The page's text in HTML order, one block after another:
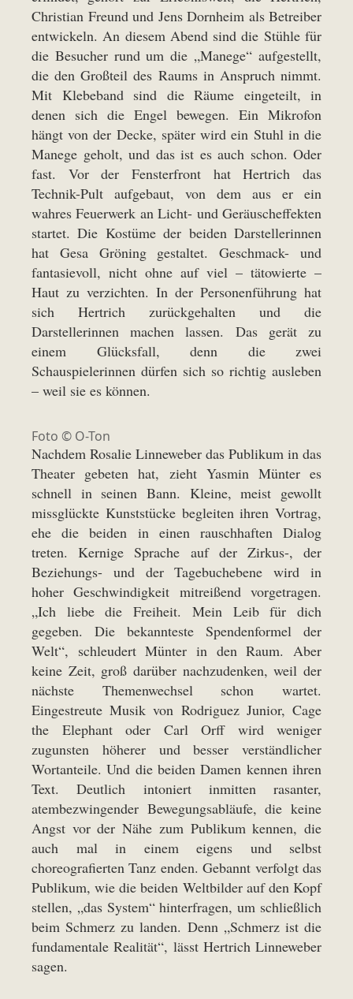
Christian Freund und Jens Dornheim als Betreiber
entwickeln. An diesem Abend sind die Stühle für
die Besucher rund um die „Manege“ aufgestellt,
die den Großteil des Raums in Anspruch nimmt.
Mit Klebeband sind die Räume eingeteilt, in
denen sich die Engel bewegen. Ein Mikrofon
hängt von der Decke, später wird ein Stuhl in die
Manege geholt, und das ist es auch schon. Oder
fast. Vor der Fensterfront hat Hertrich das
Technik-Pult aufgebaut, von dem aus er ein
wahres Feuerwerk an Licht- und Geräuscheffekten
startet. Die Kostüme der beiden Darstellerinnen
hat Gesa Gröning gestaltet. Geschmack- und
fantasievoll, nicht ohne auf viel – tätowierte –
Haut zu verzichten. In der Personenführung hat
sich Hertrich zurückgehalten und die
Darstellerinnen machen lassen. Das gerät zu
einem Glücksfall, denn die zwei
Schauspielerinnen dürfen sich so richtig ausleben
– weil sie es können.
Foto © O-Ton
Nachdem Rosalie Linneweber das Publikum in das
Theater gebeten hat, zieht Yasmin Münter es
schnell in seinen Bann. Kleine, meist gewollt
missglückte Kunststücke begleiten ihren Vortrag,
ehe die beiden in einen rauschhaften Dialog
treten. Kernige Sprache auf der Zirkus-, der
Beziehungs- und der Tagebuchebene wird in
hoher Geschwindigkeit mitreißend vorgetragen.
„Ich liebe die Freiheit. Mein Leib für dich
gegeben. Die bekannteste Spendenformel der
Welt“, schleudert Münter in den Raum. Aber
keine Zeit, groß darüber nachzudenken, weil der
nächste Themenwechsel schon wartet.
Eingestreute Musik von Rodriguez Junior, Cage
the Elephant oder Carl Orff wird weniger
zugunsten höherer und besser verständlicher
Wortanteile. Und die beiden Damen kennen ihren
Text. Deutlich intoniert inmitten rasanter,
atembezwingender Bewegungsabläufe, die keine
Angst vor der Nähe zum Publikum kennen, die
auch mal in einem eigens und selbst
choreografierten Tanz enden. Gebannt verfolgt das
Publikum, wie die beiden Weltbilder auf den Kopf
stellen, „das System“ hinterfragen, um schließlich
beim Schmerz zu landen. Denn „Schmerz ist die
fundamentale Realität“, lässt Hertrich Linneweber
sagen.